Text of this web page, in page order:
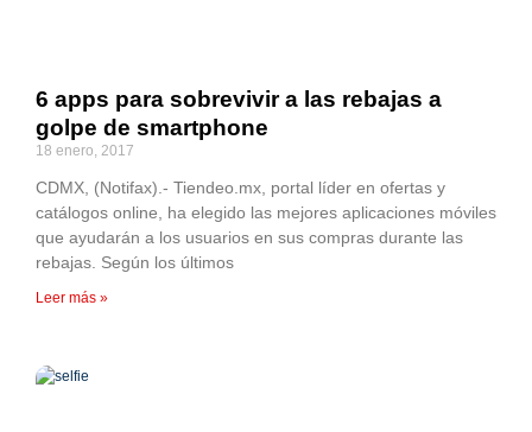
6 apps para sobrevivir a las rebajas a
golpe de smartphone
18 enero, 2017
CDMX, (Notifax).- Tiendeo.mx, portal líder en ofertas y
catálogos online, ha elegido las mejores aplicaciones móviles
que ayudarán a los usuarios en sus compras durante las
rebajas. Según los últimos
Leer más »